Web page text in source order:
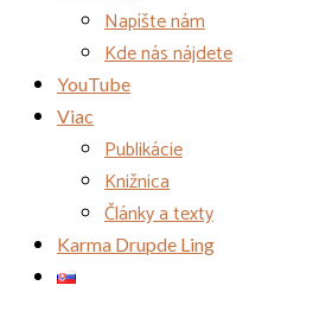
Napíšte nám
Kde nás nájdete
YouTube
Viac
Publikácie
Knižnica
Články a texty
Karma Drupde Ling